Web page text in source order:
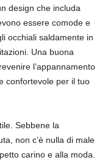
design che includa
essere comode e
occhiali saldamente in
Una buona
l’appannamento
confortevole per il tuo
Sebbene la
non c’è nulla di male
carino e alla moda.